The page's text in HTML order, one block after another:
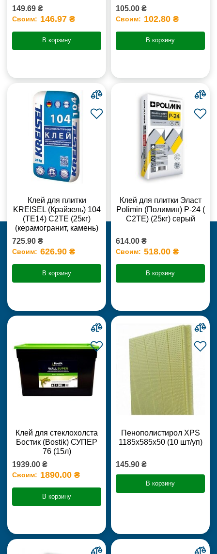
149.69 ₴
Своим: 146.97 ₴
В корзину
105.00 ₴
Своим: 102.80 ₴
В корзину
Клей для плитки
KREISEL (Крайзель) 104
(ТЕ14) С2TE (25кг)
(керамогранит, камень)
725.90 ₴
Своим: 626.90 ₴
В корзину
Клей для плитки Эласт
Polimin (Полимин) Р-24 (
С2ТЕ) (25кг) серый
614.00 ₴
Своим: 518.00 ₴
В корзину
Клей для стеклохолста
Бостик (Bostik) СУПЕР
76 (15л)
1939.00 ₴
Своим: 1890.00 ₴
В корзину
Пенополистирол XPS
1185х585х50 (10 шт/уп)
145.90 ₴
В корзину